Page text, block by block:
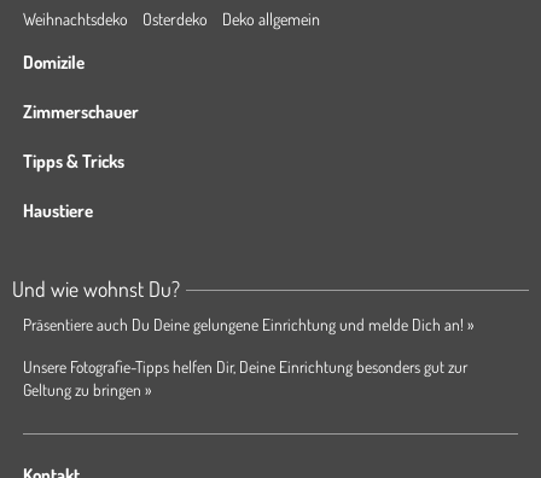
Weihnachtsdeko Osterdeko Deko allgemein
Domizile
Zimmerschauer
Tipps & Tricks
Haustiere
Und wie wohnst Du?
Präsentiere auch Du Deine gelungene Einrichtung und melde Dich an! »
Unsere Fotografie-Tipps helfen Dir, Deine Einrichtung besonders gut zur
Geltung zu bringen »